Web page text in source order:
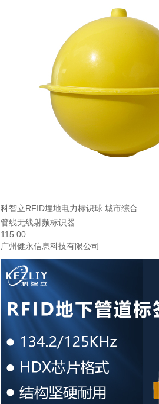
科智立RFID埋地电力标识球 城市综合
管线无线射频标识器
115.00
广州健永信息科技有限公司